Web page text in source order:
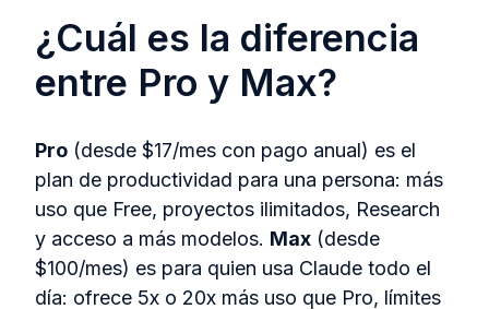
¿Cuál es la diferencia
entre Pro y Max?
Pro (desde $17/mes con pago anual) es el
plan de productividad para una persona: más
uso que Free, proyectos ilimitados, Research
y acceso a más modelos. Max (desde
$100/mes) es para quien usa Claude todo el
día: ofrece 5x o 20x más uso que Pro, límites